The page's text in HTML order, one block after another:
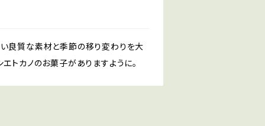
良質な素材と季節の移り変わりを大
トカノのお菓子がありますように。